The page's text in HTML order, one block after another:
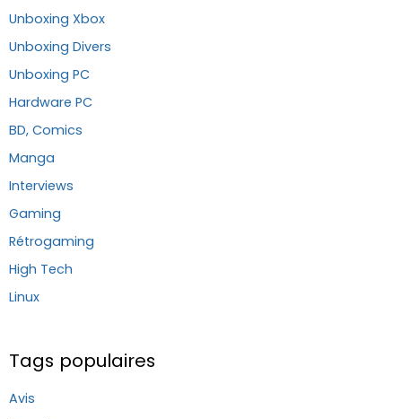
Unboxing Xbox
Unboxing Divers
Unboxing PC
Hardware PC
BD, Comics
Manga
Interviews
Gaming
Rétrogaming
High Tech
Linux
Tags populaires
Avis